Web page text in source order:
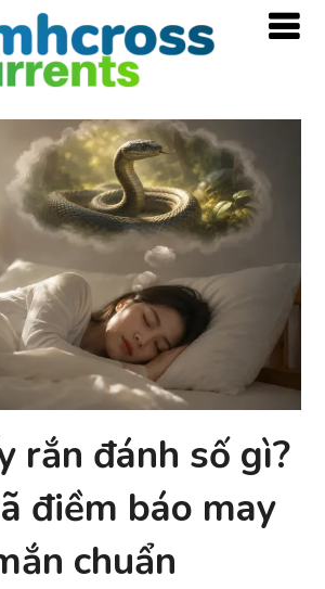
rắn đánh số gì?
điềm báo may
chuẩn